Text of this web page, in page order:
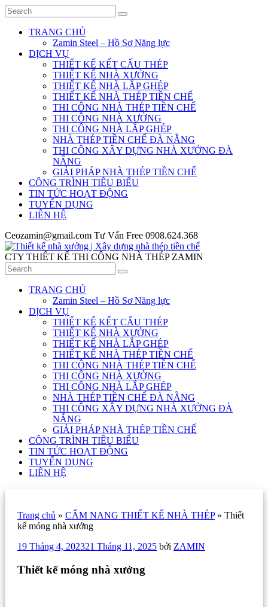
TRANG CHỦ
Zamin Steel – Hồ Sơ Năng lực
DỊCH VỤ
THIẾT KẾ KẾT CẤU THÉP
THIẾT KẾ NHÀ XƯỞNG
THIẾT KẾ NHÀ LẮP GHÉP
THIẾT KẾ NHÀ THÉP TIỀN CHẾ
THI CÔNG NHÀ THÉP TIỀN CHẾ
THI CÔNG NHÀ XƯỞNG
THI CÔNG NHÀ LẮP GHÉP
NHÀ THÉP TIỀN CHẾ ĐÀ NẴNG
THI CÔNG XÂY DỰNG NHÀ XƯỞNG ĐÀ
NẴNG
GIẢI PHÁP NHÀ THÉP TIỀN CHẾ
CÔNG TRÌNH TIÊU BIỂU
TIN TỨC HOẠT ĐỘNG
TUYỂN DỤNG
LIÊN HỆ
Ceozamin@gmail.com Tư Vấn Free 0908.624.368
CTY THIẾT KẾ THI CÔNG NHÀ THÉP ZAMIN
TRANG CHỦ
Zamin Steel – Hồ Sơ Năng lực
DỊCH VỤ
THIẾT KẾ KẾT CẤU THÉP
THIẾT KẾ NHÀ XƯỞNG
THIẾT KẾ NHÀ LẮP GHÉP
THIẾT KẾ NHÀ THÉP TIỀN CHẾ
THI CÔNG NHÀ THÉP TIỀN CHẾ
THI CÔNG NHÀ XƯỞNG
THI CÔNG NHÀ LẮP GHÉP
NHÀ THÉP TIỀN CHẾ ĐÀ NẴNG
THI CÔNG XÂY DỰNG NHÀ XƯỞNG ĐÀ
NẴNG
GIẢI PHÁP NHÀ THÉP TIỀN CHẾ
CÔNG TRÌNH TIÊU BIỂU
TIN TỨC HOẠT ĐỘNG
TUYỂN DỤNG
LIÊN HỆ
Trang chủ » CẨM NANG THIẾT KẾ NHÀ THÉP» Thiết
kế móng nhà xưởng
Đăng
19 Tháng 4, 202321 Tháng 11, 2025 bởi ZAMIN
Thiết kế móng nhà xưởng